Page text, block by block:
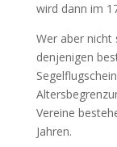
wird dann im
Wer aber
denjenigen
Vereine
Jahren.